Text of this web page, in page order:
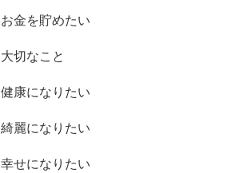
お金を貯めたい
大切なこと
健康になりたい
綺麗になりたい
幸せになりたい